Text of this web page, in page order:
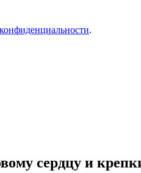
.
сердцу и